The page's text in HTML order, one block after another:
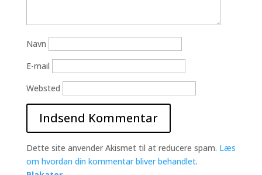
Navn
E-mail
Websted
Dette site anvender Akismet til at reducere spam. Læs
om hvordan din kommentar bliver behandlet.